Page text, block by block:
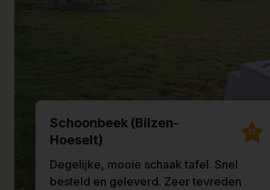
Schoonbeek (Bilzen-
Hoeselt)
10
Degelijke, mooie schaak tafel. Snel
besteld en geleverd. Zeer tevreden